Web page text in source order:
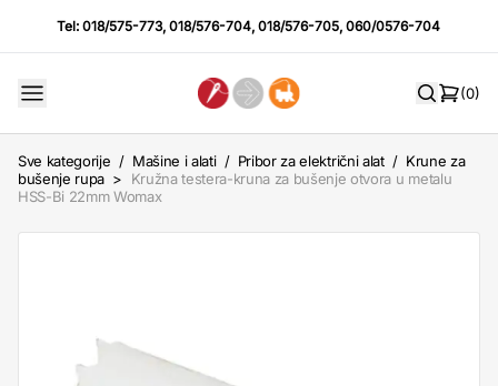
Tel:018/575-773,018/576-704,018/576-705,060/0576-704
(0)
Sve kategorije / Mašine i alati / Pribor za električni alat / Krune za
bušenje rupa > Kružna testera-kruna za bušenje otvora u metalu
HSS-Bi 22mm Womax